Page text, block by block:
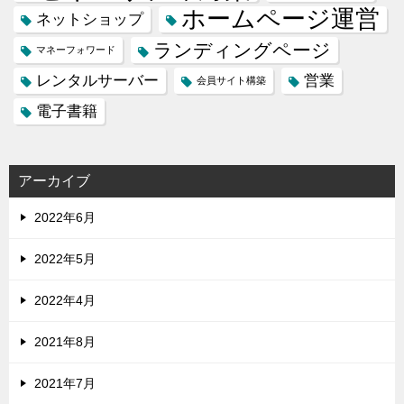
ネットショップ ホームページ運営
マネーフォワード ランディングページ
レンタルサーバー 会員サイト構築
営業
電子書籍
アーカイブ
2022年6月
2022年5月
2022年4月
2021年8月
2021年7月